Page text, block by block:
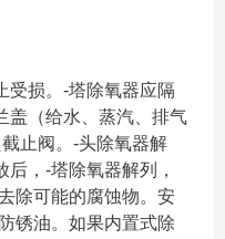
受损。-塔除氧器应隔
盖（给水、蒸汽、排气
止阀。-头除氧器解
，-塔除氧器解列，
除可能的腐蚀物。安
锈油。如果内置式除